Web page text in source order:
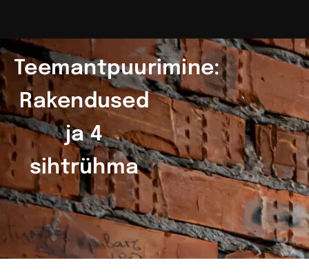
Teemantpuurimine:
Rakendused
ja 4
sihtrühma